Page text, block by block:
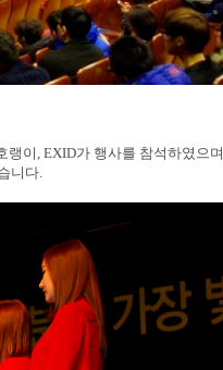
이, EXID가 행사를 참석하였으며,
니다.